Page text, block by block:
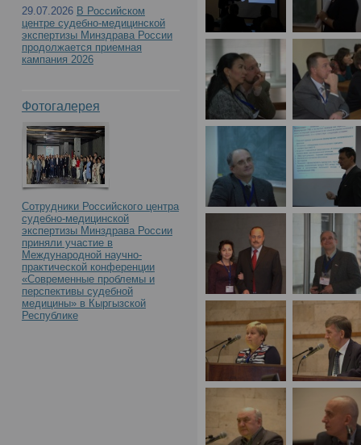
29.07.2026 В Российском
центре судебно-медицинской
экспертизы Минздрава России
продолжается приемная
кампания 2026
Фотогалерея
Сотрудники Российского центра
судебно-медицинской
экспертизы Минздрава России
приняли участие в
Международной научно-
практической конференции
«Современные проблемы и
перспективы судебной
медицины» в Кыргызской
Республике